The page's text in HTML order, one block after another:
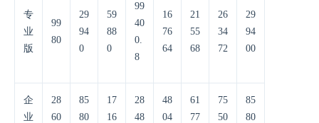
专
业
版
99
80
29
94
0
59
88
0
99
40
0.
8
16
76
64
21
55
68
26
34
72
29
94
00
企
业
28
60
85
80
17
16
28
48
48
04
61
77
75
50
85
80